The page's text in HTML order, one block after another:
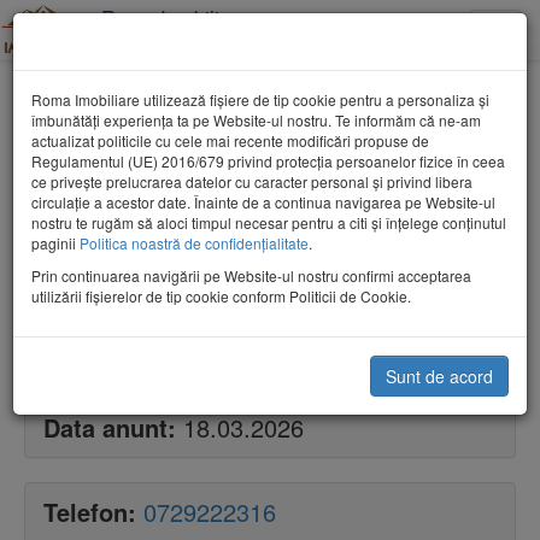
Roma Imobiliare
Pret:19 900€
Data anunt:18.03.2026
Telefon: 0729222316
Roma Imobiliare utilizează fişiere de tip cookie pentru a personaliza și
îmbunătăți experiența ta pe Website-ul nostru. Te informăm că ne-am
actualizat politicile cu cele mai recente modificări propuse de
Regulamentul (UE) 2016/679 privind protecția persoanelor fizice în ceea
ce privește prelucrarea datelor cu caracter personal și privind libera
circulație a acestor date. Înainte de a continua navigarea pe Website-ul
nostru te rugăm să aloci timpul necesar pentru a citi și înțelege conținutul
paginii Politica noastră de confidențialitate.
Prin continuarea navigării pe Website-ul nostru confirmi acceptarea
utilizării fişierelor de tip cookie conform Politicii de Cookie.
Sunt de acord